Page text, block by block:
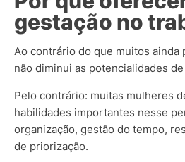
gestação no
Ao contrário do que muitos ainda
não diminui as potencialidades
Pelo contrário: muitas mulheres
habilidades importantes nesse
organização, gestão do tempo,
de priorização.